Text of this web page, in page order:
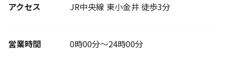
アクセス JR中央線 東小金井 徒歩3分
営業時間 0時00分～24時00分